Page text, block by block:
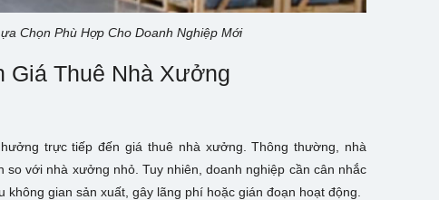
Chọn Phù Hợp Cho Doanh Nghiệp Mới
Giá Thuê Nhà Xưởng
trực tiếp đến giá thuê nhà xưởng. Thông thường, nhà
với nhà xưởng nhỏ. Tuy nhiên, doanh nghiệp cần cân nhắc
gian sản xuất, gây lãng phí hoặc gián đoạn hoạt động.